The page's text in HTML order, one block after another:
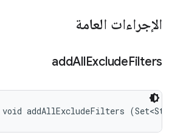
الإجراءات العامة
addAllExcludeFilters
addAllExcludeFilters